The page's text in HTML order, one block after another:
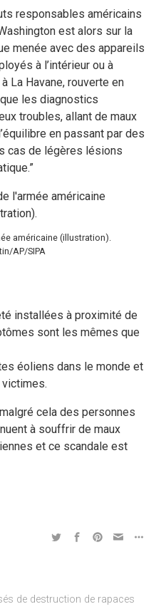
responsables américains
est alors sur la
menée avec des appareils
à l’intérieur ou à
La Havane, rouverte en
les diagnostics
troubles, allant de maux
en passant par des
cas de légères lésions
américaine (illustration).
AP/SIPA
installées à proximité de
sont les mêmes que
éoliens dans le monde et
cela des personnes
à souffrir de maux
et ce scandale est
de destruction de rapaces